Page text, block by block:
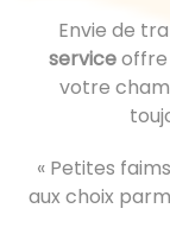
Envie de
serviceoffre
votre
« Petites
aux choix